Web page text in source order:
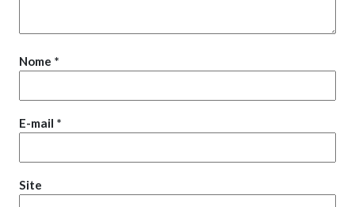
Nome *
E-mail *
Site